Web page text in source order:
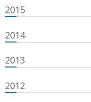
2015
2014
2013
2012